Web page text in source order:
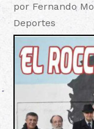
por Fernando
Deportes